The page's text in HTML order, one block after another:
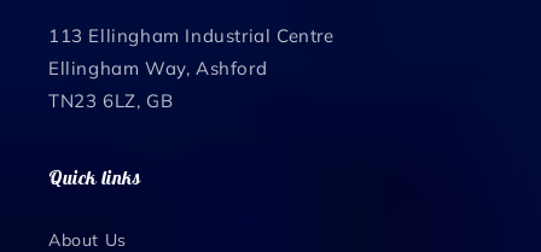
113 Ellingham Industrial Centre
Ellingham Way, Ashford
TN23 6LZ, GB
Quick links
About Us